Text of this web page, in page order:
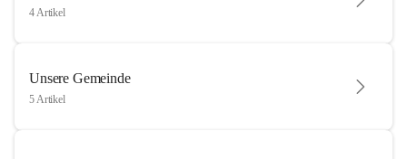
4 Artikel
Unsere Gemeinde
5 Artikel